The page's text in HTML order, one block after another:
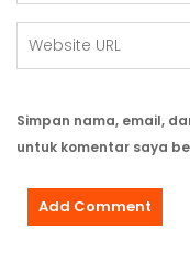
Simpan nama, email,
untuk komentar saya